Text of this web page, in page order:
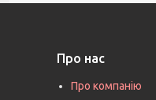
Про нас
Про компанію